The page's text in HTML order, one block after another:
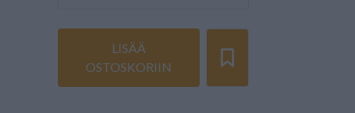
LISÄÄ
OSTOSKORIIN